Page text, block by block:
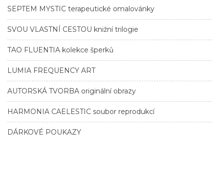
SEPTEM MYSTIC terapeutické omalovánky
SVOU VLASTNÍ CESTOU knižní trilogie
TAO FLUENTIA kolekce šperků
LUMIA FREQUENCY ART
AUTORSKÁ TVORBA originální obrazy
HARMONIA CAELESTIC soubor reprodukcí
DÁRKOVÉ POUKAZY